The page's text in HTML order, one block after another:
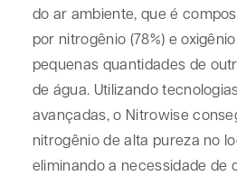
do ar ambiente, que é
por nitrogênio (78%) e oxigênio
pequenas quantidades de
de água. Utilizando
avançadas, o Nitrowise
nitrogênio de alta pureza no
eliminando a necessidade de